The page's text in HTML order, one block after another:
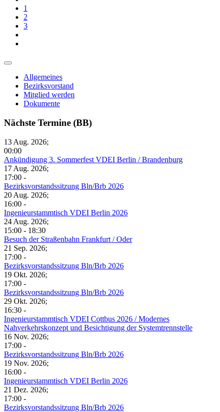
1
2
3
Allgemeines
Bezirksvorstand
Mitglied werden
Dokumente
Nächste Termine (BB)
13 Aug. 2026;
00:00
Ankündigung 3. Sommerfest VDEI Berlin / Brandenburg
17 Aug. 2026;
17:00 -
Bezirksvorstandssitzung Bln/Brb 2026
20 Aug. 2026;
16:00 -
Ingenieurstammtisch VDEI Berlin 2026
24 Aug. 2026;
15:00 - 18:30
Besuch der Straßenbahn Frankfurt / Oder
21 Sep. 2026;
17:00 -
Bezirksvorstandssitzung Bln/Brb 2026
19 Okt. 2026;
17:00 -
Bezirksvorstandssitzung Bln/Brb 2026
29 Okt. 2026;
16:30 -
Ingenieurstammtisch VDEI Cottbus 2026 / Modernes
Nahverkehrskonzept und Besichtigung der Systemtrennstelle
16 Nov. 2026;
17:00 -
Bezirksvorstandssitzung Bln/Brb 2026
19 Nov. 2026;
16:00 -
Ingenieurstammtisch VDEI Berlin 2026
21 Dez. 2026;
17:00 -
Bezirksvorstandssitzung Bln/Brb 2026